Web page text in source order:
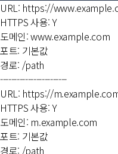
URL: https://
HTTPS 사용: Y
도메인: www.example.com
포트: 기본값
경로: /path
------------------------
URL: https://
HTTPS 사용: Y
도메인: m.example.com
포트: 기본값
경로: /path